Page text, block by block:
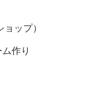
ップ）
作り